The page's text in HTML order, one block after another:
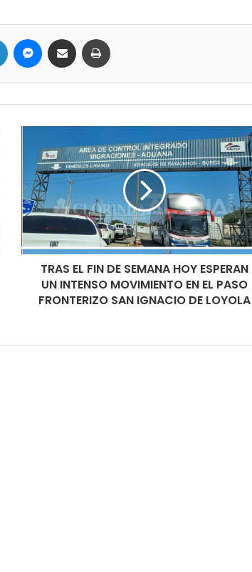
LinkedIn MessengerCompartir por correo electrónico
TRAS EL FIN DE SEMANA HOY ESPERAN
UN INTENSO MOVIMIENTO EN EL PASO
FRONTERIZO SAN IGNACIO DE LOYOLA